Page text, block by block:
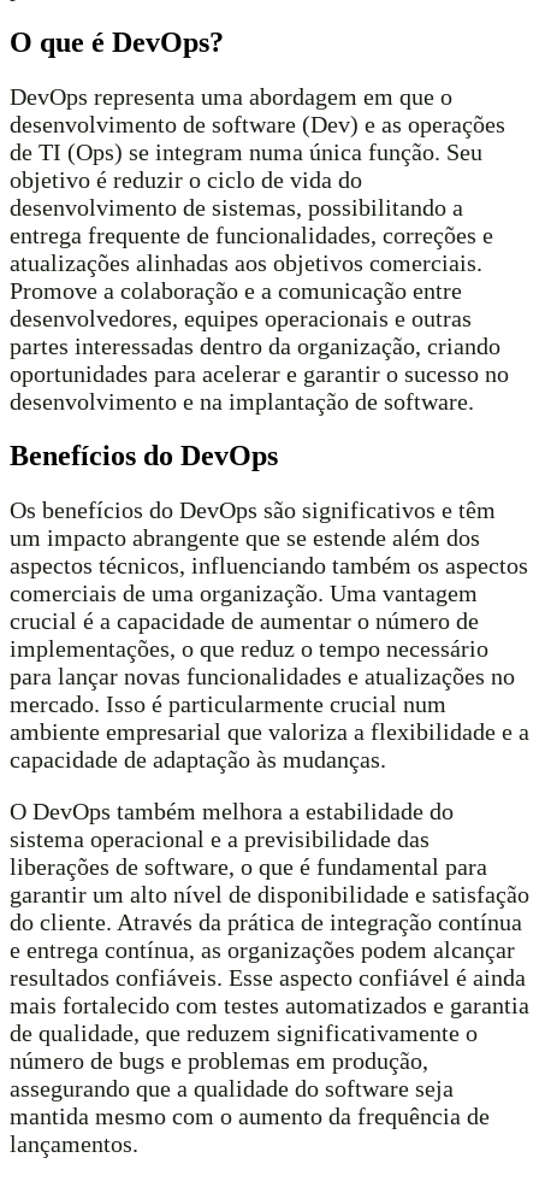
O que é DevOps?
DevOps representa uma abordagem em que o
desenvolvimento de software (Dev) e as operações
de TI (Ops) se integram numa única função. Seu
objetivo é reduzir o ciclo de vida do
desenvolvimento de sistemas, possibilitando a
entrega frequente de funcionalidades, correções e
atualizações alinhadas aos objetivos comerciais.
Promove a colaboração e a comunicação entre
desenvolvedores, equipes operacionais e outras
partes interessadas dentro da organização, criando
oportunidades para acelerar e garantir o sucesso no
desenvolvimento e na implantação de software.
Benefícios do DevOps
Os benefícios do DevOps são significativos e têm
um impacto abrangente que se estende além dos
aspectos técnicos, influenciando também os aspectos
comerciais de uma organização. Uma vantagem
crucial é a capacidade de aumentar o número de
implementações, o que reduz o tempo necessário
para lançar novas funcionalidades e atualizações no
mercado. Isso é particularmente crucial num
ambiente empresarial que valoriza a flexibilidade e a
capacidade de adaptação às mudanças.
O DevOps também melhora a estabilidade do
sistema operacional e a previsibilidade das
liberações de software, o que é fundamental para
garantir um alto nível de disponibilidade e satisfação
do cliente. Através da prática de integração contínua
e entrega contínua, as organizações podem alcançar
resultados confiáveis. Esse aspecto confiável é ainda
mais fortalecido com testes automatizados e garantia
de qualidade, que reduzem significativamente o
número de bugs e problemas em produção,
assegurando que a qualidade do software seja
mantida mesmo com o aumento da frequência de
lançamentos.